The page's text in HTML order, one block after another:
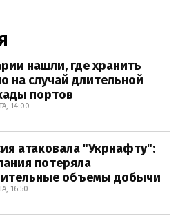
нашли, где хранить
на случай длительной
портов
14:00
атаковала "Укрнафту":
потеряла
объемы добычи
16:50